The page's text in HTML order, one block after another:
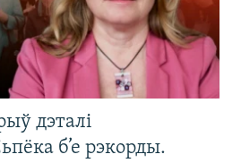
дэталі
б’е рэкорды.